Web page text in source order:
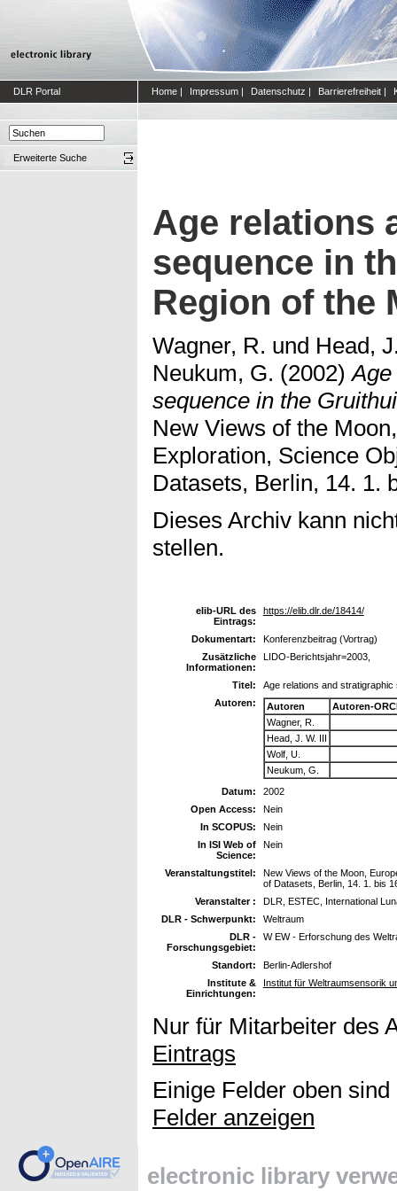
DLR Portal Home | Impressum | Datenschutz | Barrierefreiheit |
Erweiterte Suche
Age relations
sequence in
Region of the
Wagner, R. und Head,
Neukum, G. (2002)
sequence in the
New Views of the
Exploration, Science
Datasets, Berlin, 14. 1.
Dieses Archiv kann
stellen.
elib-URL des
Eintrags:
https://elib.dlr.de/18414/
Dokumentart:
Konferenzbeitrag (Vortrag)
Zusätzliche
Informationen:
LIDO-Berichtsjahr=2003,
Titel:
Age relations and
Autoren:
Autoren
Autoren-
Wagner, R.
Head, J. W. III
Wolf, U.
Neukum, G.
Datum:
2002
Open Access:
Nein
In SCOPUS:
Nein
In ISI Web of
Science:
Nein
Veranstaltungstitel:
New Views of the Moon,
of Datasets, Berlin, 14. 1. bis
Veranstalter :
DLR, ESTEC, International
DLR - Schwerpunkt:
Weltraum
DLR -
Forschungsgebiet:
W EW - Erforschung des
Standort:
Berlin-Adlershof
Institute &
Einrichtungen:
Institut für Weltraumsensorik
Nur für Mitarbeiter des
Eintrags
Einige Felder oben
Felder anzeigen
electronic library